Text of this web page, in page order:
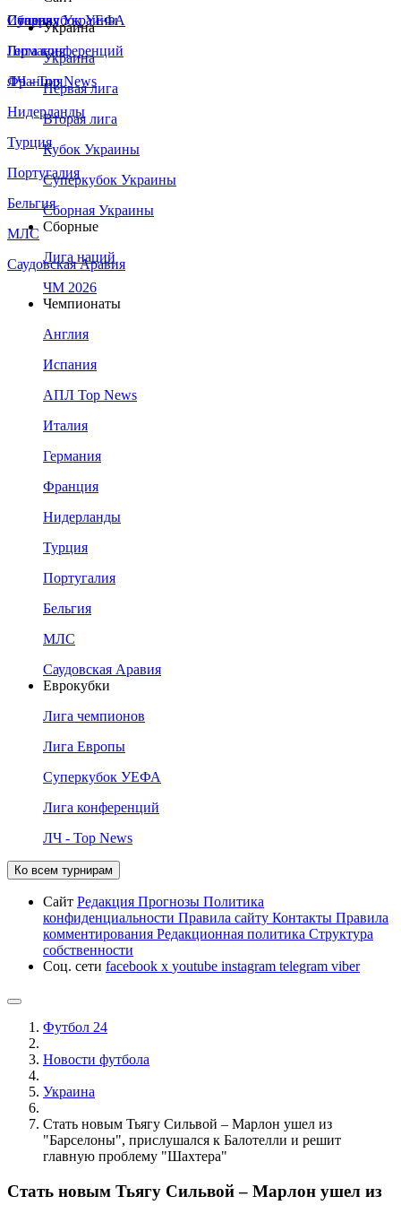
Сборная Украины
Италия
Германия
Франция
Нидерланды
Турция
Португалия
Бельгия
МЛС
Саудовская Аравия
Суперкубок УЕФА
Лига конференций
ЛЧ - Top News
Украина
Украина
Первая лига
Вторая лига
Кубок Украины
Суперкубок Украины
Сборная Украины
Сборные
Лига наций
ЧМ 2026
Чемпионаты
Англия
Испания
АПЛ Top News
Италия
Германия
Франция
Нидерланды
Турция
Португалия
Бельгия
МЛС
Саудовская Аравия
Еврокубки
Лига чемпионов
Лига Европы
Суперкубок УЕФА
Лига конференций
ЛЧ - Top News
Ко всем турнирам
Сайт Редакция Прогнозы Политика
конфиденциальности Правила сайту Контакты Правила
комментирования Редакционная политика Структура
собственности
Соц. сети facebook x youtube instagram telegram viber
Футбол 24
Новости футбола
Украина
Стать новым Тьягу Сильвой – Марлон ушел из
"Барселоны", прислушался к Балотелли и решит
главную проблему "Шахтера"
Стать новым Тьягу Сильвой – Марлон ушел из